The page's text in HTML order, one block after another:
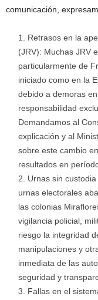
comunicación,
Retrasos en la
(JRV): Muchas JRV
particularmente de
iniciado como en la
debido a demoras
responsabilidad
Demandamos al
explicación y al
sobre este cambio
resultados en
Urnas sin
urnas electorales
las colonias
vigilancia policial,
riesgo la integridad
manipulaciones y
inmediata de las
seguridad y
Fallas en el